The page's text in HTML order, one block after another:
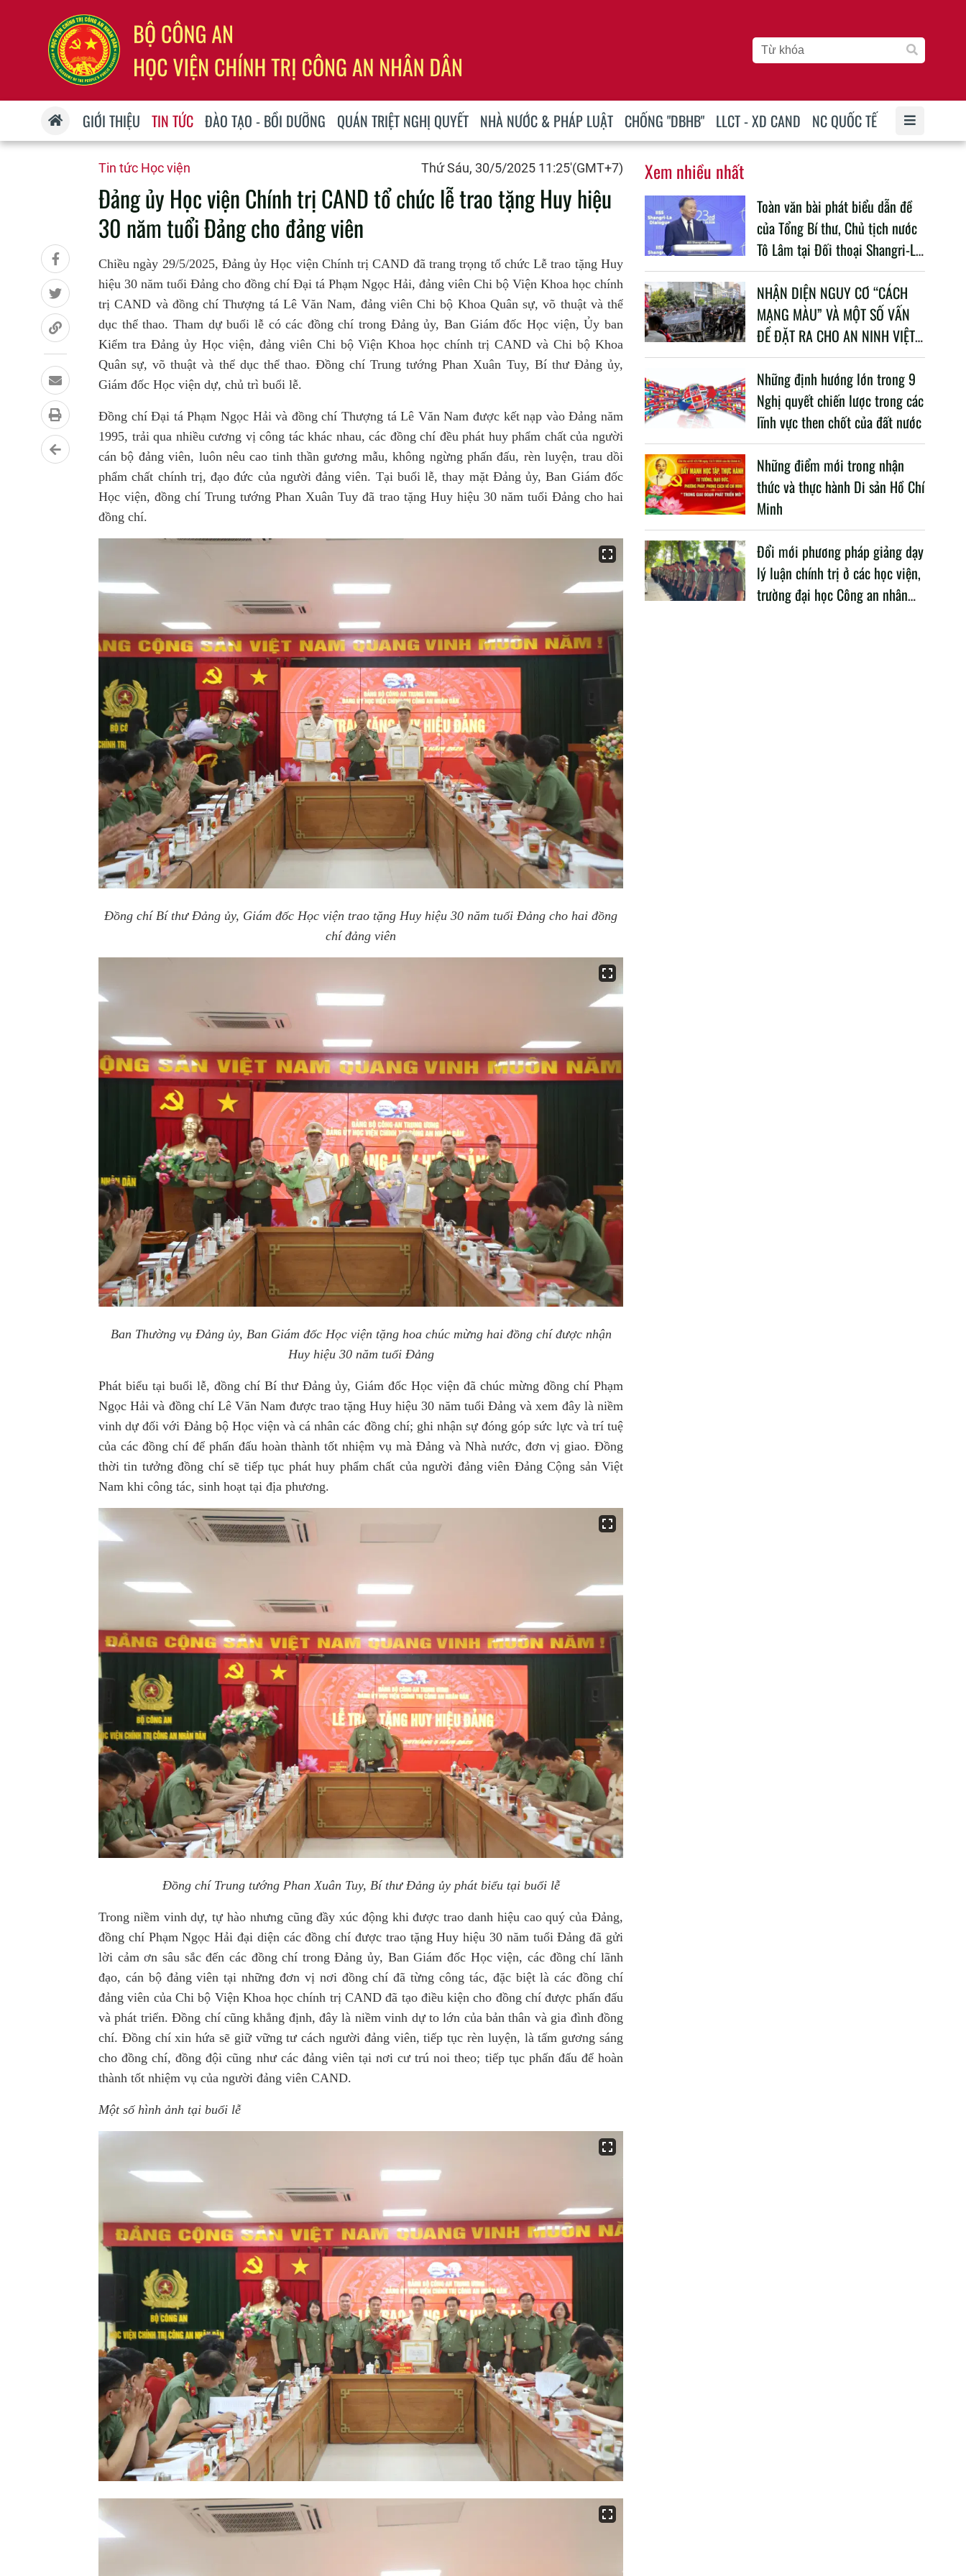
GIỚI THIỆU TIN TỨC ĐÀO TẠO - BỒI DƯỠNG QUÁN TRIỆT NGHỊ QUYẾT NHÀ NƯỚC & PHÁP LUẬT CHỐNG "DBHB" LLCT - XD CAND NC QUỐC TẾ
Tin tức Học viện Thứ Sáu, 30/5/2025 11:25'(GMT+7)
Đảng ủy Học viện Chính trị CAND tổ chức lễ trao tặng Huy hiệu
30 năm tuổi Đảng cho đảng viên
Chiều ngày 29/5/2025, Đảng ủy Học viện Chính trị CAND đã trang trọng tổ chức Lễ trao tặng Huy
hiệu 30 năm tuổi Đảng cho đồng chí Đại tá Phạm Ngọc Hải, đảng viên Chi bộ Viện Khoa học chính
trị CAND và đồng chí Thượng tá Lê Văn Nam, đảng viên Chi bộ Khoa Quân sự, võ thuật và thể
dục thể thao. Tham dự buổi lễ có các đồng chí trong Đảng ủy, Ban Giám đốc Học viện, Ủy ban
Kiểm tra Đảng ủy Học viện, đảng viên Chi bộ Viện Khoa học chính trị CAND và Chi bộ Khoa
Quân sự, võ thuật và thể dục thể thao. Đồng chí Trung tướng Phan Xuân Tuy, Bí thư Đảng ủy,
Giám đốc Học viện dự, chủ trì buổi lễ.
Đồng chí Đại tá Phạm Ngọc Hải và đồng chí Thượng tá Lê Văn Nam được kết nạp vào Đảng năm
1995, trải qua nhiều cương vị công tác khác nhau, các đồng chí đều phát huy phẩm chất của người
cán bộ đảng viên, luôn nêu cao tinh thần gương mẫu, không ngừng phấn đấu, rèn luyện, trau dồi
phẩm chất chính trị, đạo đức của người đảng viên. Tại buổi lễ, thay mặt Đảng ủy, Ban Giám đốc
Học viện, đồng chí Trung tướng Phan Xuân Tuy đã trao tặng Huy hiệu 30 năm tuổi Đảng cho hai
đồng chí.
Đồng chí Bí thư Đảng ủy, Giám đốc Học viện trao tặng Huy hiệu 30 năm tuổi Đảng cho hai đồng
chí đảng viên
Ban Thường vụ Đảng ủy, Ban Giám đốc Học viện tặng hoa chúc mừng hai đồng chí được nhận
Huy hiệu 30 năm tuổi Đảng
Phát biểu tại buổi lễ, đồng chí Bí thư Đảng ủy, Giám đốc Học viện đã chúc mừng đồng chí Phạm
Ngọc Hải và đồng chí Lê Văn Nam được trao tặng Huy hiệu 30 năm tuổi Đảng và xem đây là niềm
vinh dự đối với Đảng bộ Học viện và cá nhân các đồng chí; ghi nhận sự đóng góp sức lực và trí tuệ
của các đồng chí để phấn đấu hoàn thành tốt nhiệm vụ mà Đảng và Nhà nước, đơn vị giao. Đồng
thời tin tưởng đồng chí sẽ tiếp tục phát huy phẩm chất của người đảng viên Đảng Cộng sản Việt
Nam khi công tác, sinh hoạt tại địa phương.
Đồng chí Trung tướng Phan Xuân Tuy, Bí thư Đảng ủy phát biểu tại buổi lễ
Trong niềm vinh dự, tự hào nhưng cũng đầy xúc động khi được trao danh hiệu cao quý của Đảng,
đồng chí Phạm Ngọc Hải đại diện các đồng chí được trao tặng Huy hiệu 30 năm tuổi Đảng đã gửi
lời cảm ơn sâu sắc đến các đồng chí trong Đảng ủy, Ban Giám đốc Học viện, các đồng chí lãnh
đạo, cán bộ đảng viên tại những đơn vị nơi đồng chí đã từng công tác, đặc biệt là các đồng chí
đảng viên của Chi bộ Viện Khoa học chính trị CAND đã tạo điều kiện cho đồng chí được phấn đấu
và phát triển. Đồng chí cũng khẳng định, đây là niềm vinh dự to lớn của bản thân và gia đình đồng
chí. Đồng chí xin hứa sẽ giữ vững tư cách người đảng viên, tiếp tục rèn luyện, là tấm gương sáng
cho đồng chí, đồng đội cũng như các đảng viên tại nơi cư trú noi theo; tiếp tục phấn đấu để hoàn
thành tốt nhiệm vụ của người đảng viên CAND.
Một số hình ảnh tại buổi lễ
Xem nhiều nhất
Toàn văn bài phát biểu dẫn đề
của Tổng Bí thư, Chủ tịch nước
Tô Lâm tại Đối thoại Shangri-La
lần thứ 23
NHẬN DIỆN NGUY CƠ “CÁCH
MẠNG MÀU” VÀ MỘT SỐ VẤN
ĐỀ ĐẶT RA CHO AN NINH VIỆT
NAM TRONG BỐI CẢNH HIỆN
NAY
Những định hướng lớn trong 9
Nghị quyết chiến lược trong các
lĩnh vực then chốt của đất nước
Những điểm mới trong nhận
thức và thực hành Di sản Hồ Chí
Minh
Đổi mới phương pháp giảng dạy
lý luận chính trị ở các học viện,
trường đại học Công an nhân